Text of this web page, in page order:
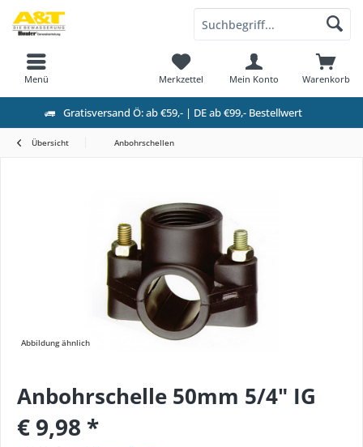
Gratisversand Ö: ab €59,- | DE ab €99,- Bestellwert
Warenkorb
Merkzettel Mein Konto
Menü
Übersicht Anbohrschellen
Abbildung ähnlich
Anbohrschelle 50mm 5/4" IG
€ 9,98 *